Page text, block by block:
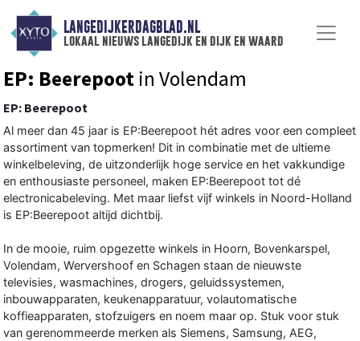
LANGEDIJKERDAGBLAD.NL
lokaal nieuws langedijk en dijk en waard
EP: Beerepoot in Volendam
EP: Beerepoot
Al meer dan 45 jaar is EP:Beerepoot hét adres voor een compleet
assortiment van topmerken! Dit in combinatie met de ultieme
winkelbeleving, de uitzonderlijk hoge service en het vakkundige
en enthousiaste personeel, maken EP:Beerepoot tot dé
electronicabeleving. Met maar liefst vijf winkels in Noord-Holland
is EP:Beerepoot altijd dichtbij.
In de mooie, ruim opgezette winkels in Hoorn, Bovenkarspel,
Volendam, Wervershoof en Schagen staan de nieuwste
televisies, wasmachines, drogers, geluidssystemen,
inbouwapparaten, keukenapparatuur, volautomatische
koffieapparaten, stofzuigers en noem maar op. Stuk voor stuk
van gerenommeerde merken als Siemens, Samsung, AEG,